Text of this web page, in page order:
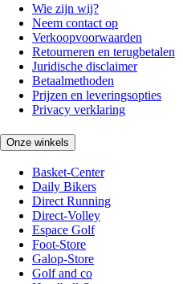
Wie zijn wij?
Neem contact op
Verkoopvoorwaarden
Retourneren en terugbetalen
Juridische disclaimer
Betaalmethoden
Prijzen en leveringsopties
Privacy verklaring
Onze winkels
Basket-Center
Daily Bikers
Direct Running
Direct-Volley
Espace Golf
Foot-Store
Galop-Store
Golf and co